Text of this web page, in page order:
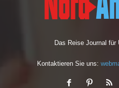
Das Reise Journal für
Kontaktieren Sie uns: